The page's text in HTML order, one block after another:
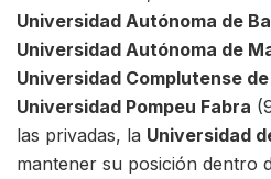
Universidad Autónoma de
Universidad Autónoma de
Universidad Complutense
Universidad Pompeu Fabra
las privadas, la Universidad
mantener su posición dentro